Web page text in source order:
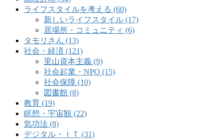
ライフスタイルを考える (60)
新しいライフスタイル (17)
居場所・コミュニティ (6)
タモリさん (13)
社会・経済 (121)
里山資本主義 (9)
社会起業・NPO (15)
社会保障 (10)
図書館 (8)
教育 (19)
瞑想・宇宙観 (22)
気功法 (8)
デジタル・ＩＴ (31)